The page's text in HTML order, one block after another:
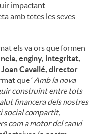
impactant
amb totes les seves
els valors que formen
enginy, integritat,
Joan Cavallé, director
que “Amb la nova
construint entre tots
financera dels nostres
social compartit,
com a motor del canvi